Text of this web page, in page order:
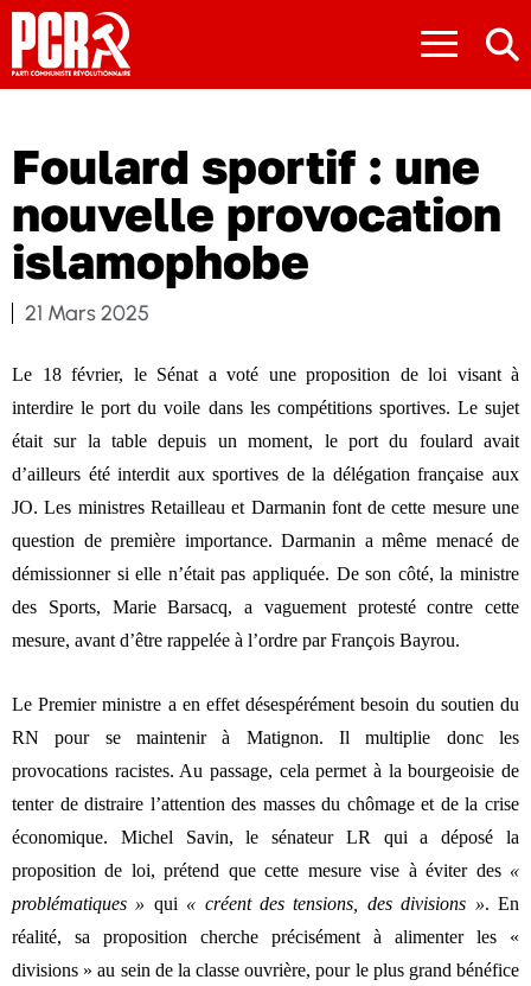
≡
Foulard sportif : une
nouvelle provocation
islamophobe
21 Mars 2025
Le 18 février, le Sénat a voté une proposition de loi visant à
interdire le port du voile dans les compétitions sportives. Le sujet
était sur la table depuis un moment, le port du foulard avait
d’ailleurs été interdit aux sportives de la délégation française aux
JO. Les ministres Retailleau et Darmanin font de cette mesure une
question de première importance. Darmanin a même menacé de
démissionner si elle n’était pas appliquée. De son côté, la ministre
des Sports, Marie Barsacq, a vaguement protesté contre cette
mesure, avant d’être rappelée à l’ordre par François Bayrou.
Le Premier ministre a en effet désespérément besoin du soutien du
RN pour se maintenir à Matignon. Il multiplie donc les
provocations racistes. Au passage, cela permet à la bourgeoisie de
tenter de distraire l’attention des masses du chômage et de la crise
économique. Michel Savin, le sénateur LR qui a déposé la
proposition de loi, prétend que cette mesure vise à éviter des «
problématiques » qui « créent des tensions, des divisions ». En
réalité, sa proposition cherche précisément à alimenter les «
divisions » au sein de la classe ouvrière, pour le plus grand bénéfice